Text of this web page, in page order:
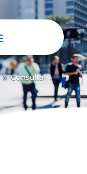
9 Consulta